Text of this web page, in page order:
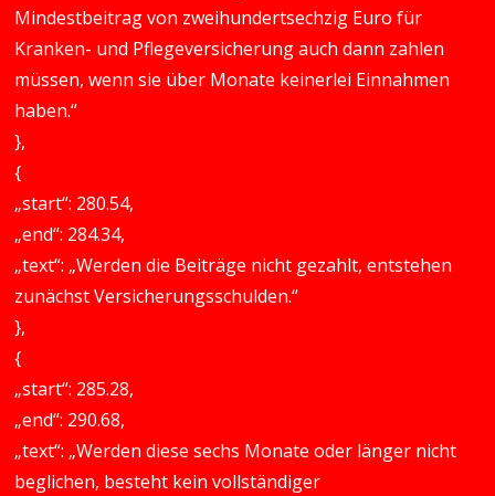
Mindestbeitrag von zweihundertsechzig Euro für
Kranken- und Pflegeversicherung auch dann zahlen
müssen, wenn sie über Monate keinerlei Einnahmen
haben.“
},
{
„start“: 280.54,
„end“: 284.34,
„text“: „Werden die Beiträge nicht gezahlt, entstehen
zunächst Versicherungsschulden.“
},
{
„start“: 285.28,
„end“: 290.68,
„text“: „Werden diese sechs Monate oder länger nicht
beglichen, besteht kein vollständiger